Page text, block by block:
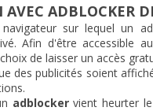
ADBLOCKER
sur lequel un
Afin d'être accessible
de laisser un accès
des publicités soient
adblockervient heurter